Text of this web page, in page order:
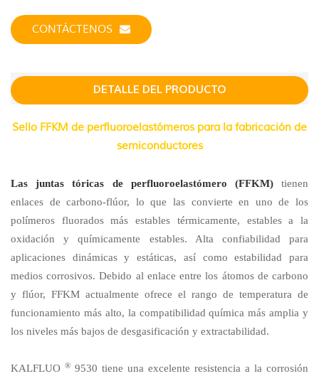
CONTÁCTENOS
DETALLE DEL PRODUCTO
Sello FFKM de perfluoroelastómeros para la fabricación de
semiconductores
Las juntas tóricas de perfluoroelastómero (FFKM)tienen
enlaces de carbono-flúor, lo que las convierte en uno de los
polímeros fluorados más estables térmicamente, estables a la
oxidación y químicamente estables. Alta confiabilidad para
aplicaciones dinámicas y estáticas, así como estabilidad para
medios corrosivos. Debido al enlace entre los átomos de carbono
y flúor, FFKM actualmente ofrece el rango de temperatura de
funcionamiento más alto, la compatibilidad química más amplia y
los niveles más bajos de desgasificación y extractabilidad.
KALFLUO ® 9530 tiene una excelente resistencia a la corrosión